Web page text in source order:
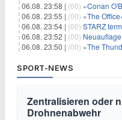
06.08. 23:58 | (00) «Conan
06.08. 23:55 | (00) «The Office»-Star
06.08. 23:54 | (00) STARZ
06.08. 23:52 | (00) Neuauflage
06.08. 23:50 | (00) «The
SPORT-NEWS
Zentralisieren oder
Drohnenabwehr